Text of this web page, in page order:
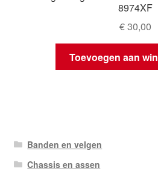
8974XF
€30,00
Toevoegen aan
Banden en velgen
Chassis en assen